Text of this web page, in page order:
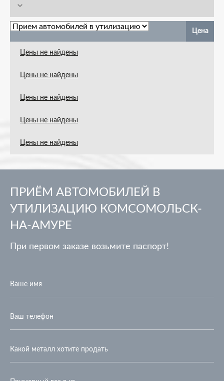
Цена
Цены не найдены
Цены не найдены
Цены не найдены
Цены не найдены
Цены не найдены
ПРИЁМ АВТОМОБИЛЕЙ В
УТИЛИЗАЦИЮ КОМСОМОЛЬСК-
НА-АМУРЕ
При первом заказе возьмите паспорт!